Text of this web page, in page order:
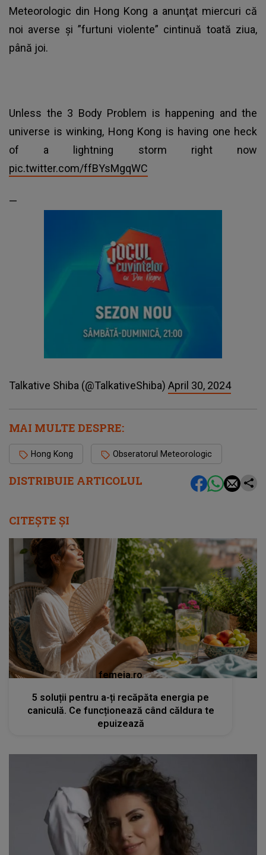
DISTRIBUIE ARTICOLUL
Meteorologic din Hong Kong a anunţat miercuri că
noi averse şi ”furtuni violente” cintinuă toată ziua,
până joi.
Unless the 3 Body Problem is happening and the
universe is winking, Hong Kong is having one heck
of a lightning storm right now
pic.twitter.com/ffBYsMgqWC
—
Talkative Shiba (@TalkativeShiba) April 30, 2024
MAI MULTE DESPRE:
Hong Kong Obseratorul Meteorologic
CITEȘTE ȘI
femeia.ro
5 soluții pentru a-ți recăpăta energia pe
caniculă. Ce funcționează când căldura te
epuizează